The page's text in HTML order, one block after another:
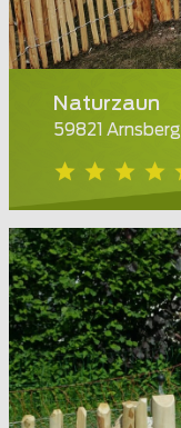
Naturzaun
59821 Arnsberg